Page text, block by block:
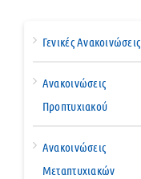
Γενικές Ανακοινώσεις
Ανακοινώσεις
Προπτυχιακού
Ανακοινώσεις
Μεταπτυχιακών